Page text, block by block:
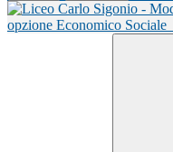
opzione Economico Sociale